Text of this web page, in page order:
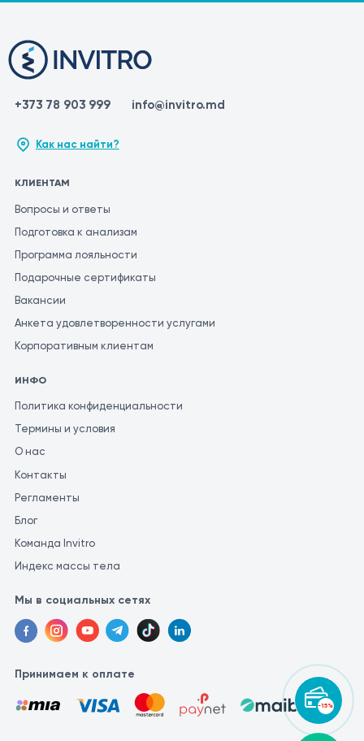
-15%
+373 78 903 999 info@invitro.md
Как нас найти?
КЛИЕНТАМ
Вопросы и ответы
Подготовка к анализам
Программа лояльности
Подарочные сертификаты
Вакансии
Анкета удовлетворенности услугами
Корпоративным клиентам
ИНФО
Политика конфиденциальности
Термины и условия
О нас
Контакты
Регламенты
Блог
Команда Invitro
Индекс массы тела
Мы в социальных сетях
Принимаем к оплате